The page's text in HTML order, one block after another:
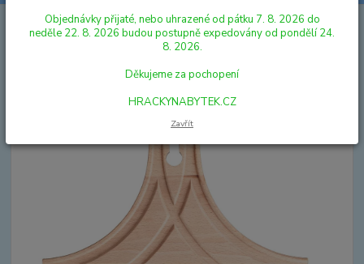
VLÁČKY A VLÁČKODRÁHY KOLEJE A DOPLŇKY
Woody
Příslušenství k dráze "Výhybka T"
Woody Příslušenství k dráze
"Výhybka T"
Objednávky přijaté, nebo uhrazené od pátku 7. 8. 2026 do
neděle 22. 8. 2026 budou postupně expedovány od pondělí 24.
8. 2026.
Děkujeme za pochopení
HRACKYNABYTEK.CZ
Zavřít